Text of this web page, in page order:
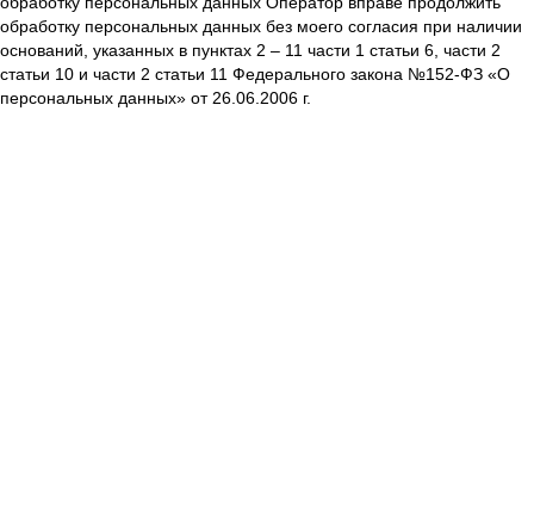
обработку персональных данных без моего согласия при наличии
оснований, указанных в пунктах 2 – 11 части 1 статьи 6, части 2
статьи 10 и части 2 статьи 11 Федерального закона №152-ФЗ «О
персональных данных» от 26.06.2006 г.